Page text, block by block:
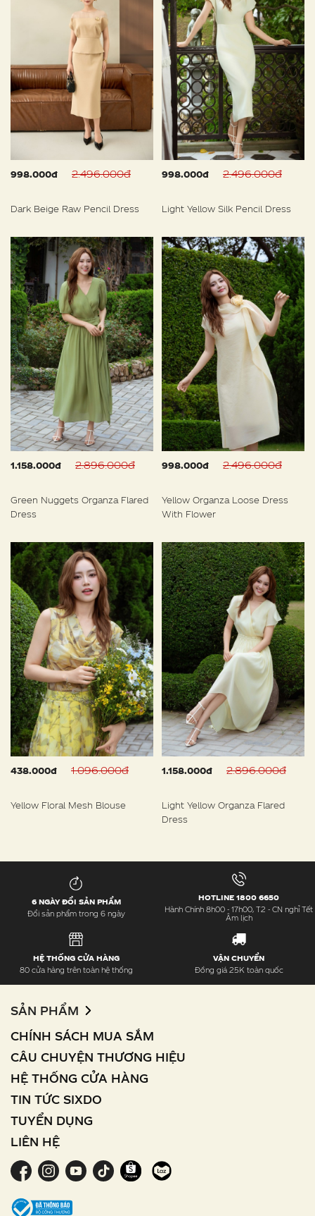
998.000đ 2.496.000đ
Dark Beige Raw Pencil Dress
998.000đ 2.496.000đ
Light Yellow Silk Pencil Dress
1.158.000đ 2.896.000đ
Green Nuggets Organza Flared
Dress
998.000đ 2.496.000đ
Yellow Organza Loose Dress
With Flower
438.000đ 1.096.000đ
Yellow Floral Mesh Blouse
1.158.000đ 2.896.000đ
Light Yellow Organza Flared
Dress
6 NGÀY ĐỔI SẢN PHẨM
Đổi sản phẩm trong 6 ngày
HOTLINE 1800 6650
Hành Chính 8h00 - 17h00, T2 - CN nghỉ Tết
Âm lịch
HỆ THỐNG CỬA HÀNG
80 cửa hàng trên toàn hệ thống
VẬN CHUYỂN
Đồng giá 25K toàn quốc
SẢN PHẨM
CHÍNH SÁCH MUA SẮM
CÂU CHUYỆN THƯƠNG HIỆU
HỆ THỐNG CỬA HÀNG
TIN TỨC SIXDO
TUYỂN DỤNG
LIÊN HỆ